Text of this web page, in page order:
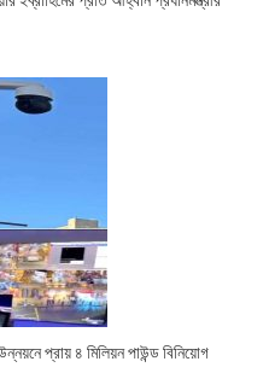
প্রায় ৪ মিলিয়ন পাউন্ড বিনিয়োগ